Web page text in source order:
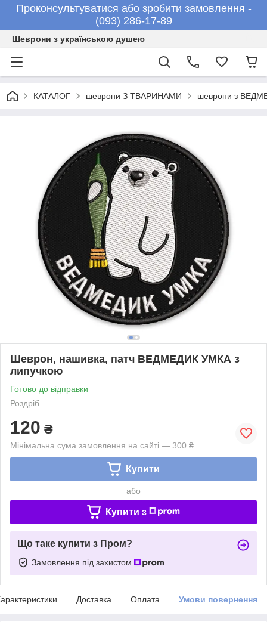
Проконсультуватися або зробити замовлення -
(093) 286-17-89
Шеврони з українською душею
КАТАЛОГ шеврони З ТВАРИНАМИ шеврони з
Шеврон, нашивка, патч ВЕДМЕДИК УМКА з
липучкою
Готово до відправки
Роздріб
120 ₴
Мінімальна сума замовлення на сайті — 300 ₴
Купити
або
Купити з
Що таке купити з Пром?
Замовлення під захистом
Доставка Оплата Умови повернення